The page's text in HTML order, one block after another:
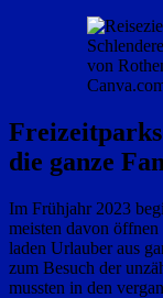
von
die ganze
Im Frühjahr 2023
meisten davon
laden Urlauber aus
zum Besuch der
mussten in den